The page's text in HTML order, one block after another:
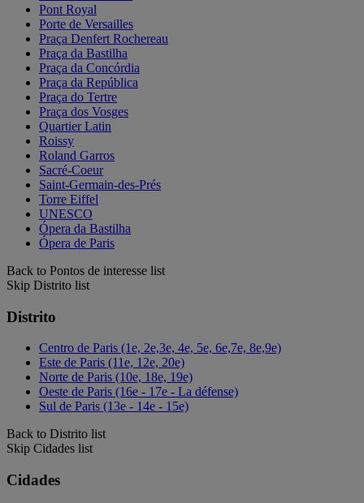
Pont Royal
Porte de Versailles
Praça Denfert Rochereau
Praça da Bastilha
Praça da Concórdia
Praça da República
Praça do Tertre
Praça dos Vosges
Quartier Latin
Roissy
Roland Garros
Sacré-Coeur
Saint-Germain-des-Prés
Torre Eiffel
UNESCO
Ópera da Bastilha
Ópera de Paris
Back to Pontos de interesse list
Skip Distrito list
Distrito
Centro de Paris (1e, 2e,3e, 4e, 5e, 6e,7e, 8e,9e)
Este de Paris (11e, 12e, 20e)
Norte de Paris (10e, 18e, 19e)
Oeste de Paris (16e - 17e - La défense)
Sul de Paris (13e - 14e - 15e)
Back to Distrito list
Skip Cidades list
Cidades